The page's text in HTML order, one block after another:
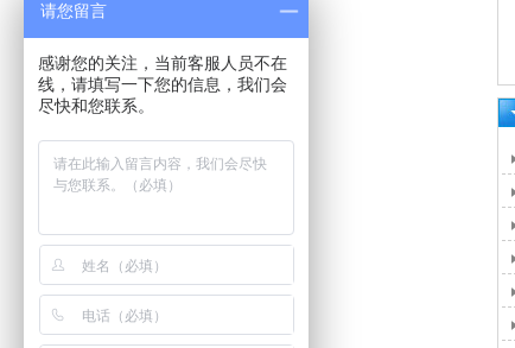
请您留言
感谢您的关注，当前客服人员不在
线，请填写一下您的信息，我们会
尽快和您联系。